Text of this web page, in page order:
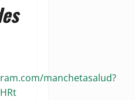
manchetasalud?